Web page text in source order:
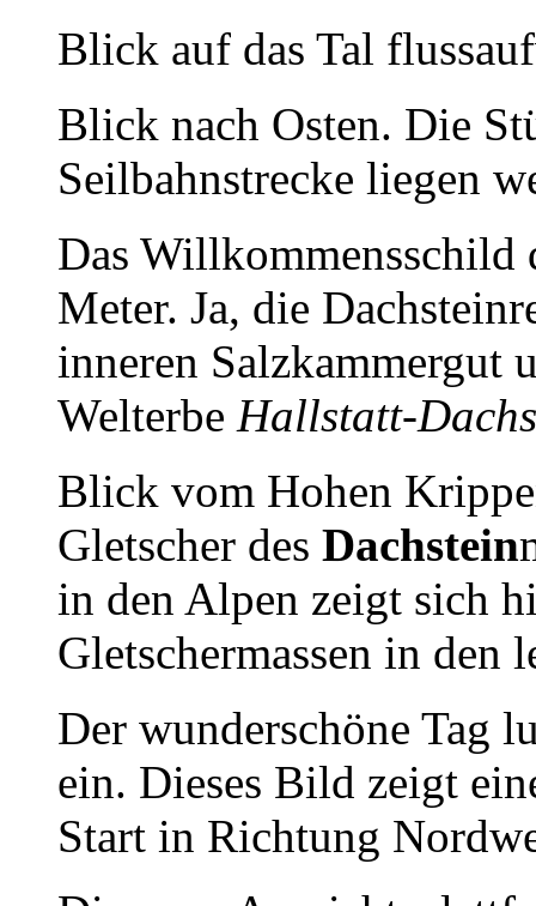
Blick auf das Tal
Blick nach Osten. Die
Seilbahnstrecke liegen
Das Willkommensschild
Meter. Ja, die
inneren Salzkammergut
Welterbe Hallstatt-
Blick vom Hohen
Gletscher des Dachstein
in den Alpen zeigt sich
Gletschermassen in den
Der wunderschöne Tag
ein. Dieses Bild zeigt
Start in Richtung